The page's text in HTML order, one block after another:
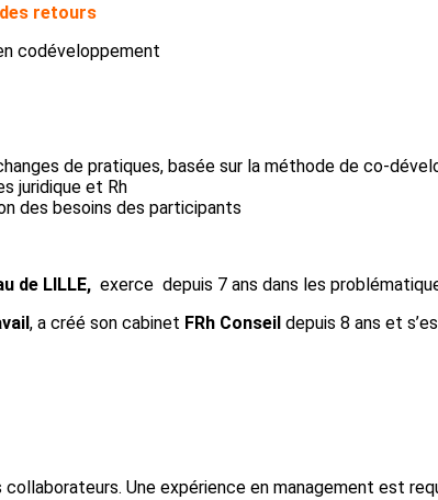
retours
codéveloppement
de pratiques, basée sur la méthode de co-
juridique et Rh
des besoins des participants
de LILLE, exerce depuis 7 ans dans les
, a créé son cabinet FRh Conseil depuis 8 ans et
Une expérience en management est